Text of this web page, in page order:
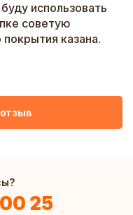
использовать
советую
казана.
25